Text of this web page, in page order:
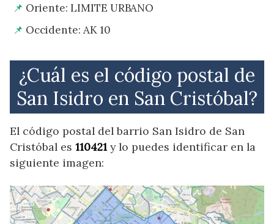
Oriente: LIMITE URBANO
Occidente: AK 10
¿Cuál es el código postal de
San Isidro en San Cristóbal?
El código postal del barrio San Isidro de San
Cristóbal es 110421 y lo puedes identificar en la
siguiente imagen: